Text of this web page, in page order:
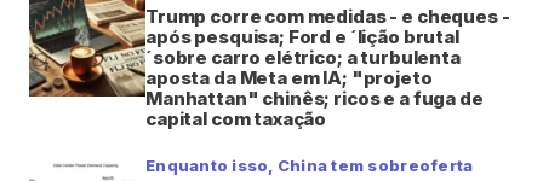
Trump corre com medidas - e cheques -
após pesquisa; Ford e ´lição brutal
´sobre carro elétrico; a turbulenta
aposta da Meta em IA; "projeto
Manhattan" chinês; ricos e a fuga de
capital com taxação
Enquanto isso, China tem sobreoferta